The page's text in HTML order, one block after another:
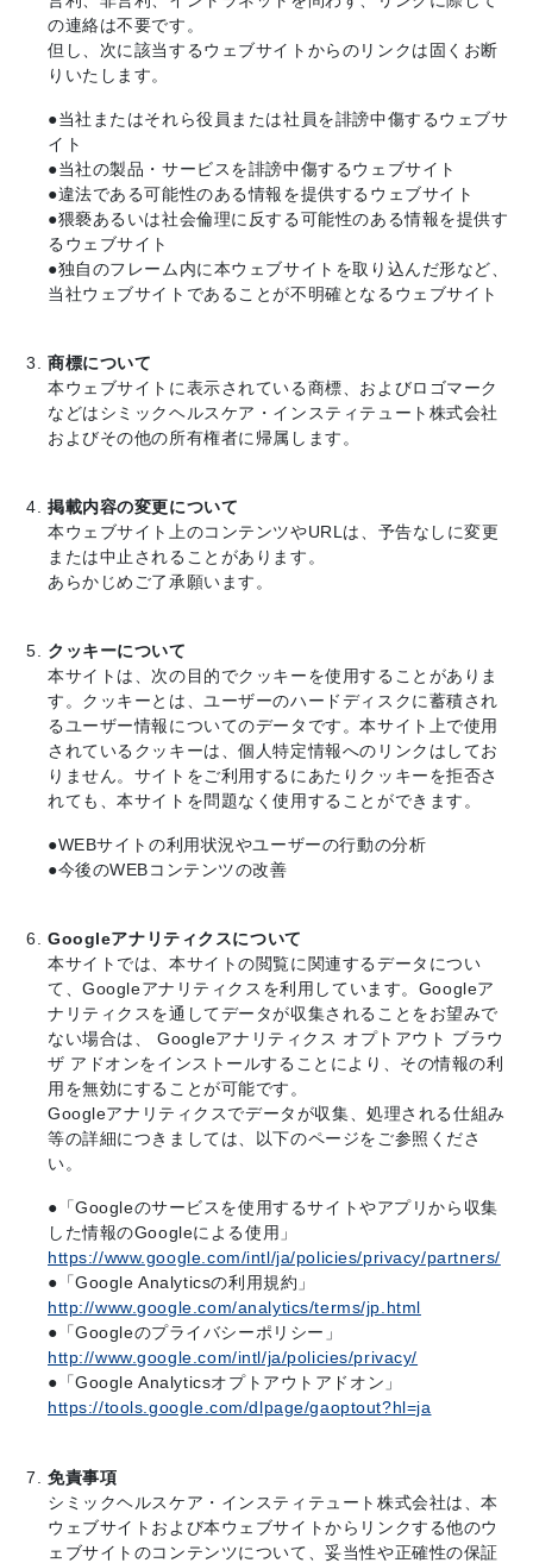
の連絡は不要です。
但し、次に該当するウェブサイトからのリンクは固くお断
りいたします。
●当社またはそれら役員または社員を誹謗中傷するウェブサ
イト
●当社の製品・サービスを誹謗中傷するウェブサイト
●違法である可能性のある情報を提供するウェブサイト
●猥褻あるいは社会倫理に反する可能性のある情報を提供す
るウェブサイト
●独自のフレーム内に本ウェブサイトを取り込んだ形など、
当社ウェブサイトであることが不明確となるウェブサイト
商標について
本ウェブサイトに表示されている商標、およびロゴマーク
などはシミックヘルスケア・インスティテュート株式会社
およびその他の所有権者に帰属します。
掲載内容の変更について
本ウェブサイト上のコンテンツやURLは、予告なしに変更
または中止されることがあります。
あらかじめご了承願います。
クッキーについて
本サイトは、次の目的でクッキーを使用することがありま
す。クッキーとは、ユーザーのハードディスクに蓄積され
るユーザー情報についてのデータです。本サイト上で使用
されているクッキーは、個人特定情報へのリンクはしてお
りません。サイトをご利用するにあたりクッキーを拒否さ
れても、本サイトを問題なく使用することができます。
●WEBサイトの利用状況やユーザーの行動の分析
●今後のWEBコンテンツの改善
Googleアナリティクスについて
本サイトでは、本サイトの閲覧に関連するデータについ
て、Googleアナリティクスを利用しています。Googleア
ナリティクスを通してデータが収集されることをお望みで
ない場合は、 Googleアナリティクス オプトアウト ブラウ
ザ アドオンをインストールすることにより、その情報の利
用を無効にすることが可能です。
Googleアナリティクスでデータが収集、処理される仕組み
等の詳細につきましては、以下のページをご参照くださ
い。
●「Googleのサービスを使用するサイトやアプリから収集
した情報のGoogleによる使用」
https://www.google.com/intl/ja/policies/privacy/partners/
●「Google Analyticsの利用規約」
http://www.google.com/analytics/terms/jp.html
●「Googleのプライバシーポリシー」
http://www.google.com/intl/ja/policies/privacy/
●「Google Analyticsオプトアウトアドオン」
https://tools.google.com/dlpage/gaoptout?hl=ja
免責事項
シミックヘルスケア・インスティテュート株式会社は、本
ウェブサイトおよび本ウェブサイトからリンクする他のウ
ェブサイトのコンテンツについて、妥当性や正確性の保証